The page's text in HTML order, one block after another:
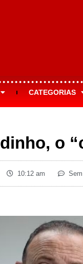
CATEGORIAS
o
10:12 am